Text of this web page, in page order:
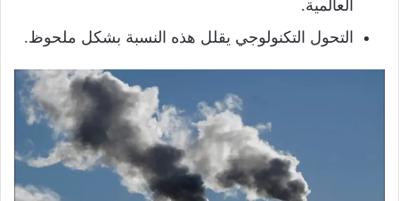
العالمية.
التحول التكنولوجي يقلل هذه النسبة بشكل ملحوظ.